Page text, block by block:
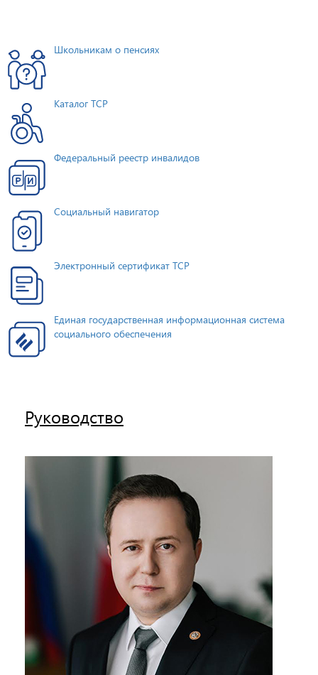
Школьникам о пенсиях
Каталог ТСР
Федеральный реестр инвалидов
Социальный навигатор
Электронный сертификат ТСР
Единая государственная информационная система
социального обеспечения
Руководство